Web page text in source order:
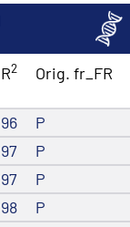
R2 Orig. fr_FR
96
P
97
P
97
P
98
P